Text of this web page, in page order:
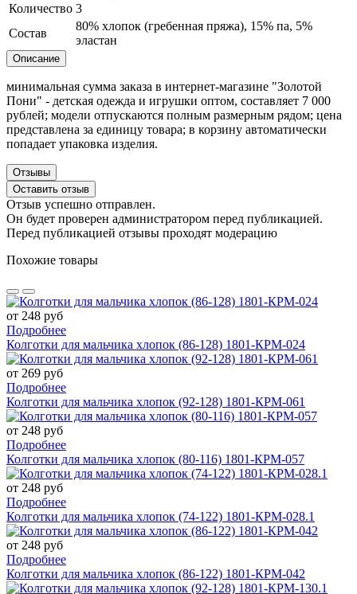
Количество 3
Состав
80% хлопок (гребенная пряжа), 15% па, 5%
эластан
Описание
минимальная сумма заказа в интернет-магазине "Золотой
Пони" - детская одежда и игрушки оптом, составляет 7 000
рублей; модели отпускаются полным размерным рядом; цена
представлена за единицу товара; в корзину автоматически
попадает упаковка изделия.
Отзывы
Оставить отзыв
Отзыв успешно отправлен.
Он будет проверен администратором перед публикацией.
Перед публикацией отзывы проходят модерацию
Похожие товары
от 248 руб
Подробнее
Колготки для мальчика хлопок (86-128) 1801-КРМ-024
от 269 руб
Подробнее
Колготки для мальчика хлопок (92-128) 1801-КРМ-061
от 248 руб
Подробнее
Колготки для мальчика хлопок (80-116) 1801-КРМ-057
от 248 руб
Подробнее
Колготки для мальчика хлопок (74-122) 1801-КРМ-028.1
от 248 руб
Подробнее
Колготки для мальчика хлопок (86-122) 1801-КРМ-042